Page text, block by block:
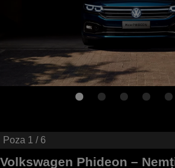
Poza 1 / 6
Volkswagen Phideon –